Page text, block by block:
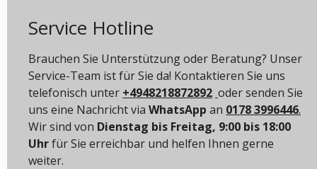
Service Hotline
Brauchen Sie Unterstützung oder Beratung? Unser
Service-Team ist für Sie da! Kontaktieren Sie uns
telefonisch unter +4948218872892 oder senden Sie
uns eine Nachricht via WhatsApp an 0178 3996446.
Wir sind von Dienstag bis Freitag, 9:00 bis 18:00
Uhrfür Sie erreichbar und helfen Ihnen gerne
weiter.